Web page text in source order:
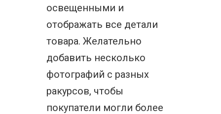
освещенными и
отображать все детали
товара. Желательно
добавить несколько
фотографий с разных
ракурсов, чтобы
покупатели могли более